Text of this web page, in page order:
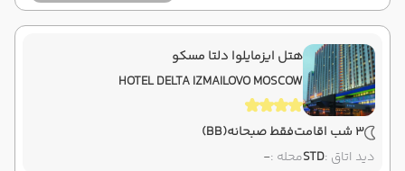
هتل ایزمایلوا دلتا مسکو
HOTEL DELTA IZMAILOVO MOSCOW
3 شب اقامت فقط صبحانه(BB)
دید اتاق :STDمحله :-